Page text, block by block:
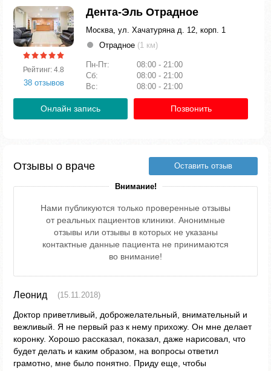
Рейтинг: 4.8
38 отзывов
Дента-Эль Отрадное
Москва, ул. Хачатуряна д. 12, корп. 1
Отрадное (1 км)
Пн-Пт:
08:00 - 21:00
Сб:
08:00 - 21:00
Вс:
08:00 - 21:00
Онлайн запись Позвонить
Отзывы о враче Оставить отзыв
Внимание!
Нами публикуются только проверенные отзывы
от реальных пациентов клиники. Анонимные
отзывы или отзывы в которых не указаны
контактные данные пациента не принимаются
во внимание!
Леонид (15.11.2018)
Доктор приветливый, доброжелательный, внимательный и
вежливый. Я не первый раз к нему прихожу. Он мне делает
коронку. Хорошо рассказал, показал, даже нарисовал, что
будет делать и каким образом, на вопросы ответил
грамотно, мне было понятно. Приду еще, чтобы